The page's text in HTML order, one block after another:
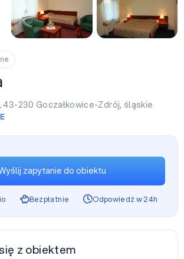
43-230 Goczałkowice-Zdrój, śląskie
zapytanie do obiektu
Bezpłatnie Odpowiedź w 24h
z obiektem